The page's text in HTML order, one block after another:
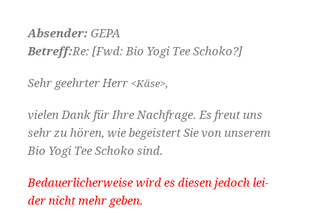
Absender: GEPA
Betr­e­ff:Re: [Fwd: Bio Yogi Tee Schoko?]
Sehr geehrter Herr <Käse>,
vie­len Dank für Ihre Nach­frage. Es freut uns
sehr zu hören, wie begeis­tert Sie von unserem
Bio Yogi Tee Schoko sind.
Bedauer­licher­weise wird es diesen jedoch lei­
der nicht mehr geben.